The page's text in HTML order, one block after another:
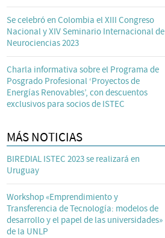
Se celebró en Colombia el XIII Congreso
Nacional y XIV Seminario Internacional de
Neurociencias 2023
Charla informativa sobre el Programa de
Posgrado Profesional ‘Proyectos de
Energías Renovables’, con descuentos
exclusivos para socios de ISTEC
MÁS NOTICIAS
BIREDIAL ISTEC 2023 se realizará en
Uruguay
Workshop «Emprendimiento y
Transferencia de Tecnología: modelos de
desarrollo y el papel de las universidades»
de la UNLP